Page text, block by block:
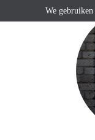
We gebruiken